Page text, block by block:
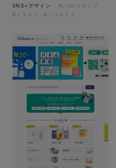
SNS×デザイン
#LINEスタンプ
#イラスト
#ノベルティ